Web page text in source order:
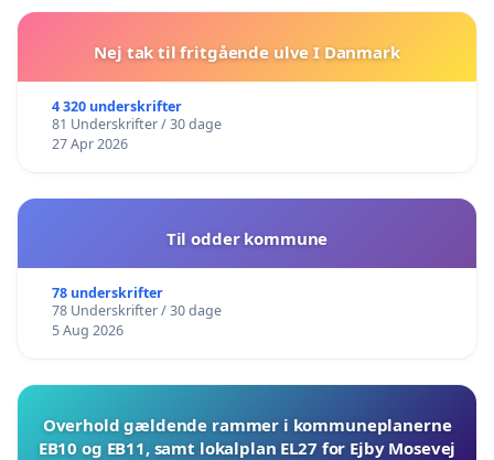
Nej tak til fritgående ulve I Danmark
4 320 underskrifter
81 Underskrifter / 30 dage
27 Apr 2026
Til odder kommune
78 underskrifter
78 Underskrifter / 30 dage
5 Aug 2026
Overhold gældende rammer i kommuneplanerne
EB10 og EB11, samt lokalplan EL27 for Ejby Mosevej